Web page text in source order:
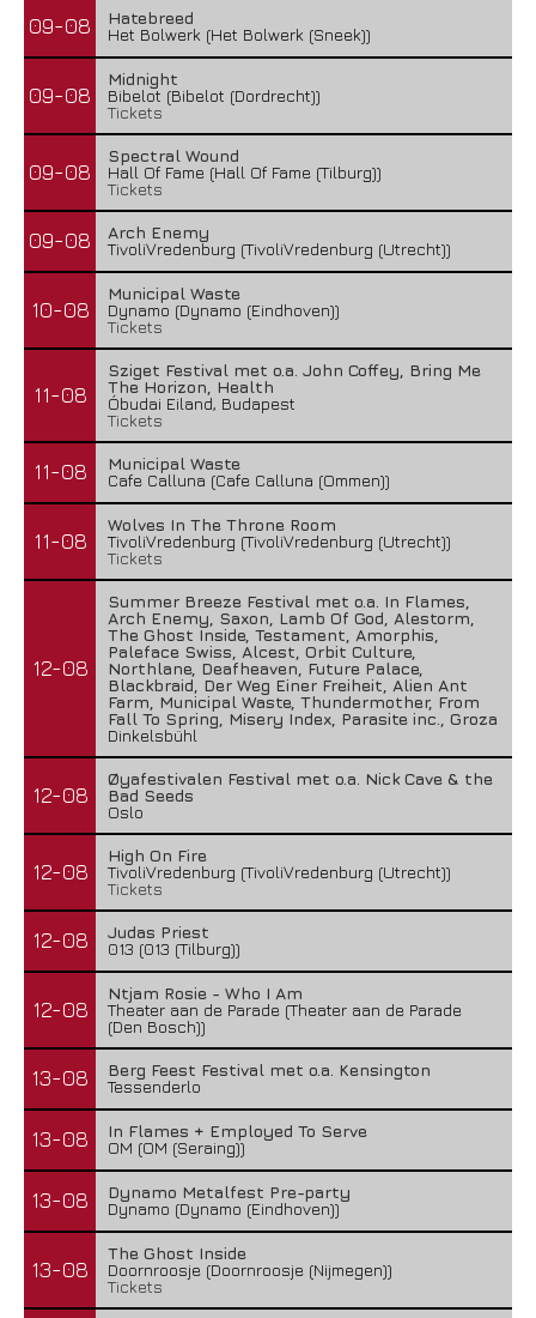
09-08
Hatebreed
Het Bolwerk (Het Bolwerk (Sneek))
09-08
Midnight
Bibelot (Bibelot (Dordrecht))
Tickets
09-08
Spectral Wound
Hall Of Fame (Hall Of Fame (Tilburg))
Tickets
09-08
Arch Enemy
TivoliVredenburg (TivoliVredenburg (Utrecht))
10-08
Municipal Waste
Dynamo (Dynamo (Eindhoven))
Tickets
11-08
Sziget Festival met o.a. John Coffey, Bring Me
The Horizon, Health
Óbudai Eiland, Budapest
Tickets
11-08
Municipal Waste
Cafe Calluna (Cafe Calluna (Ommen))
11-08
Wolves In The Throne Room
TivoliVredenburg (TivoliVredenburg (Utrecht))
Tickets
12-08
Summer Breeze Festival met o.a. In Flames,
Arch Enemy, Saxon, Lamb Of God, Alestorm,
The Ghost Inside, Testament, Amorphis,
Paleface Swiss, Alcest, Orbit Culture,
Northlane, Deafheaven, Future Palace,
Blackbraid, Der Weg Einer Freiheit, Alien Ant
Farm, Municipal Waste, Thundermother, From
Fall To Spring, Misery Index, Parasite inc., Groza
Dinkelsbühl
12-08
Øyafestivalen Festival met o.a. Nick Cave & the
Bad Seeds
Oslo
12-08
High On Fire
TivoliVredenburg (TivoliVredenburg (Utrecht))
Tickets
12-08
Judas Priest
013 (013 (Tilburg))
12-08
Ntjam Rosie - Who I Am
Theater aan de Parade (Theater aan de Parade
(Den Bosch))
13-08
Berg Feest Festival met o.a. Kensington
Tessenderlo
13-08
In Flames + Employed To Serve
OM (OM (Seraing))
13-08
Dynamo Metalfest Pre-party
Dynamo (Dynamo (Eindhoven))
13-08
The Ghost Inside
Doornroosje (Doornroosje (Nijmegen))
Tickets